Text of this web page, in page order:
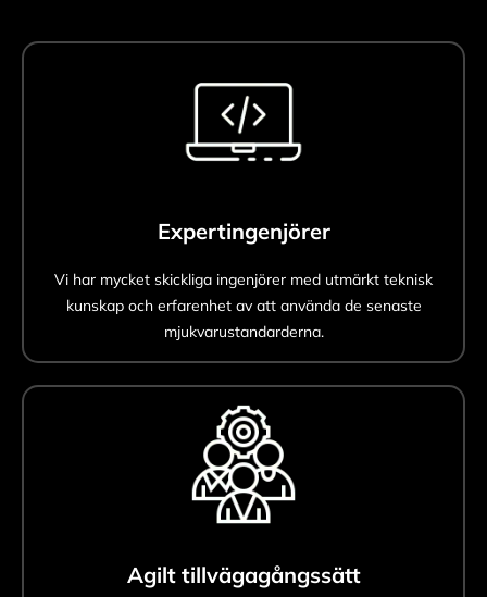
Expertingenjörer
Vi har mycket skickliga ingenjörer med utmärkt teknisk
kunskap och erfarenhet av att använda de senaste
mjukvarustandarderna.
Agilt tillvägagångssätt